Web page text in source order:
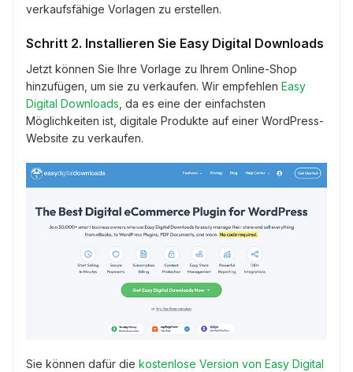
verkaufsfähige Vorlagen zu erstellen.
Schritt 2. Installieren Sie Easy Digital Downloads
Jetzt können Sie Ihre Vorlage zu Ihrem Online-Shop
hinzufügen, um sie zu verkaufen. Wir empfehlen Easy
Digital Downloads , da es eine der einfachsten
Möglichkeiten ist, digitale Produkte auf einer WordPress-
Website zu verkaufen.
Sie können dafür die kostenlose Version von Easy Digital